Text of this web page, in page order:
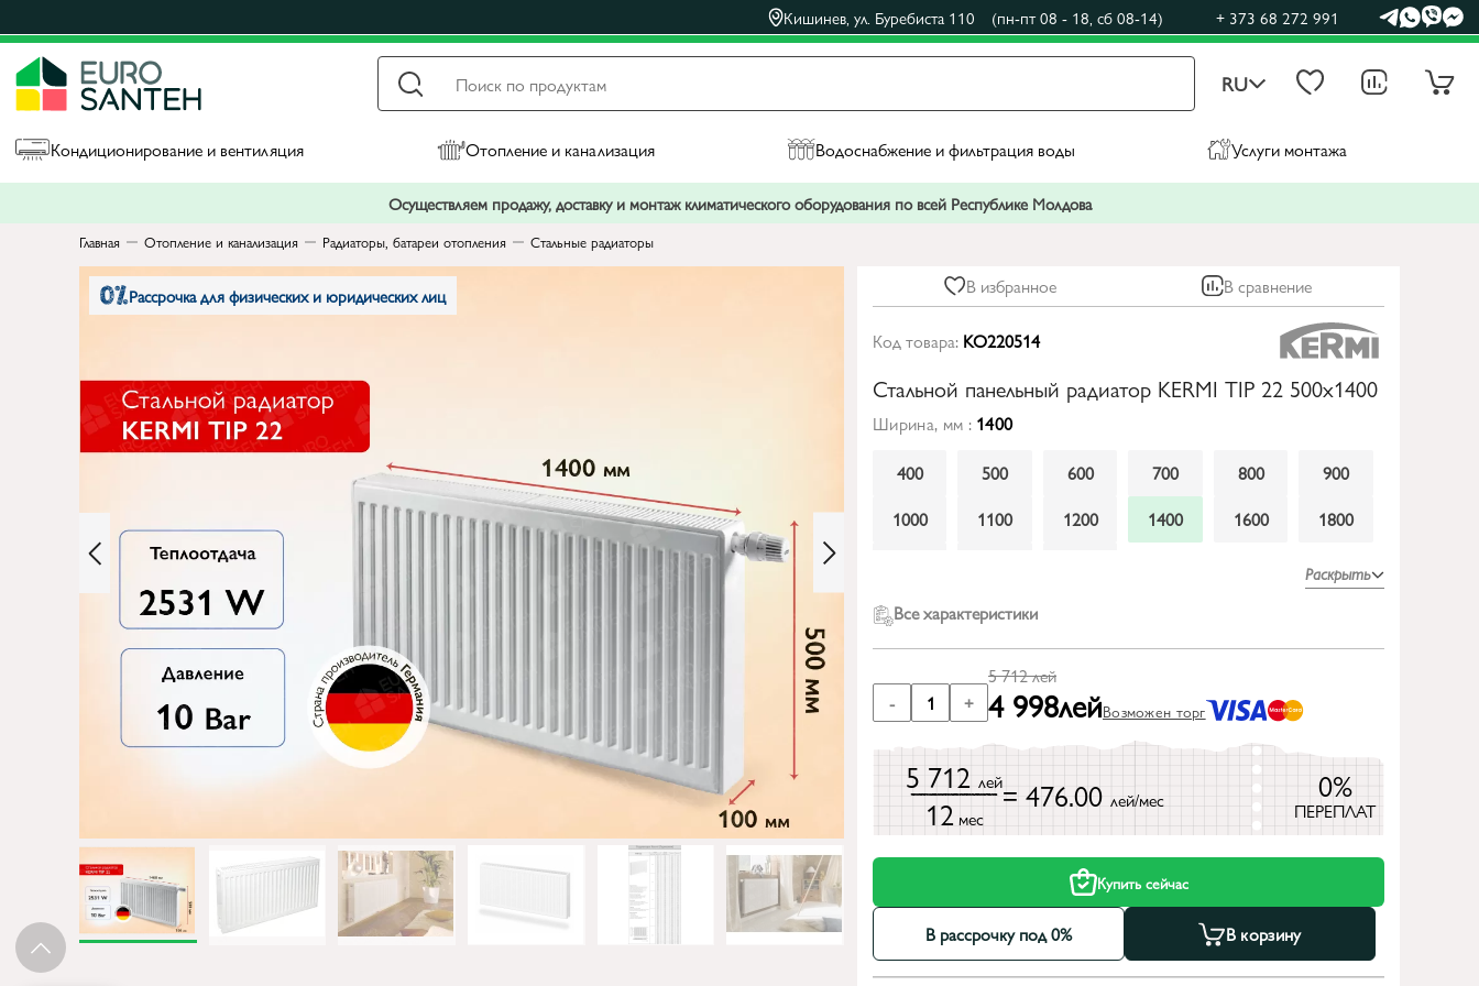
Кишинев, ул. Буребиста 110 (пн-пт 08 - 18, сб 08-14) + 373 68 272 991
RU
Кондиционирование и вентиляция Отопление и канализация Водоснабжение и фильтрация воды Услуги монтажа
Осуществляем продажу, доставку и монтаж климатического оборудования по всей Республике Молдова
Главная Отопление и канализация Радиаторы, батареи отопления Стальные радиаторы
Рассрочка для физических и юридических лиц В избранное В сравнение
Код товара: KO220514
Стальной панельный радиатор KERMI TIP 22 500x1400
Ширина, мм :1400
400
500 600 700 800
900
1000
1100 1200 1400 1600
1800
Раскрыть
Все характеристики
- 1 +
5 712лей
4 998лейВозможен торг
5 712 лей
12 мес
= 476.00 лей/мес 0%
ПЕРЕПЛАТ
Купить сейчас
В рассрочку под 0% В корзину